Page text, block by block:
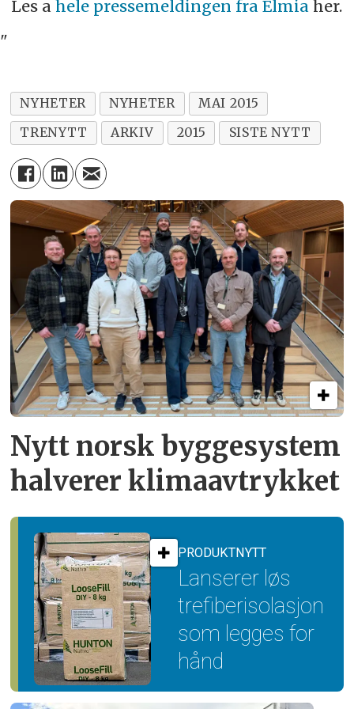
Les a hele pressemeldingen fra Elmia her.
"
NYHETER NYHETER
MAI 2015
TRENYTT
ARKIV 2015 SISTE NYTT
Nytt norsk byggesystem
halverer klimaavtrykket
PRODUKTNYTT
Lanserer løs
trefiber­isolasjon
som legges for
hånd